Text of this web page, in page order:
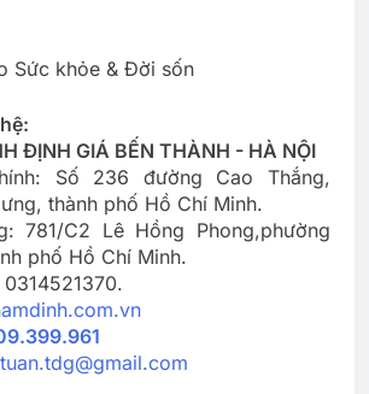
Sức khỏe & Đời sốn
ĐỊNH GIÁ BẾN THÀNH - HÀ NỘI
Số 236 đường Cao Thắng,
thành phố Hồ Chí Minh.
781/C2 Lê Hồng Phong,phường
phố Hồ Chí Minh.